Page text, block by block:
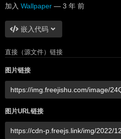
加入 Wallpaper — 3 年 前
嵌入代码
直接（源文件）链接
图片链接
图片URL链接